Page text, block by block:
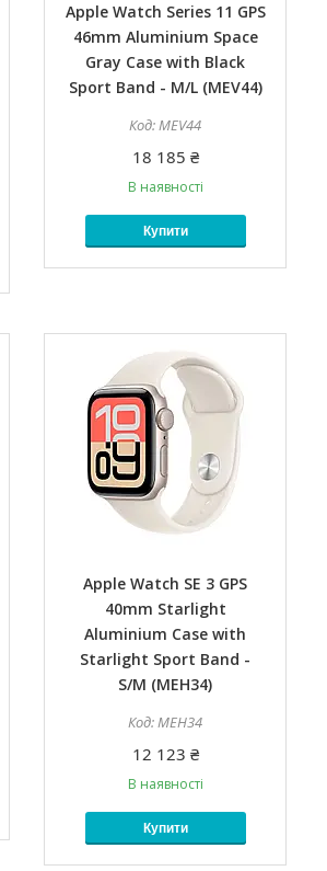
Apple Watch Series 11 GPS
46mm Aluminium Space
Gray Case with Black
Sport Band - M/L (MEV44)
MEV44
18 185 ₴
В наявності
Купити
Apple Watch SE 3 GPS
40mm Starlight
Aluminium Case with
Starlight Sport Band -
S/M (MEH34)
MEH34
12 123 ₴
В наявності
Купити